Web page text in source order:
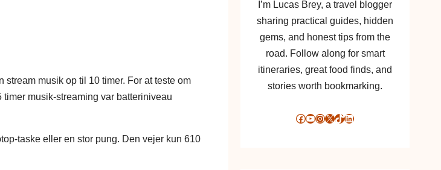
musik op til 10 timer. For at teste om
musik-streaming var batteriniveau
taske eller en stor pung. Den vejer kun 610
I’m Lucas Brey, a travel blogger
sharing practical guides, hidden
gems, and honest tips from the
road. Follow along for smart
itineraries, great food finds, and
stories worth bookmarking.
Facebook YouTube InstagramX TikTok LinkedIn